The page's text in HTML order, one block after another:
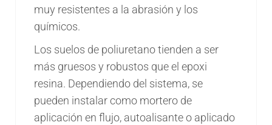
muy resistentes a la abrasión y los
químicos.
Los suelos de poliuretano tienden a ser
más gruesos y robustos que el epoxi
resina. Dependiendo del sistema, se
pueden instalar como mortero de
aplicación en flujo, autoalisante o aplicado